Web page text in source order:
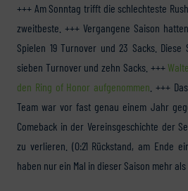
+++ Am Sonntag trifft die schlechteste
zweitbeste. +++ Vergangene Saison
Spielen 19 Turnover und 23 Sacks.
sieben Turnover und zehn Sacks. +++
den Ring of Honor aufgenommen . +++
Team war vor fast genau einem Jahr
Comeback in der Vereinsgeschichte der
zu verlieren. (0:21 Rückstand, am Ende
haben nur ein Mal in dieser Saison mehr als